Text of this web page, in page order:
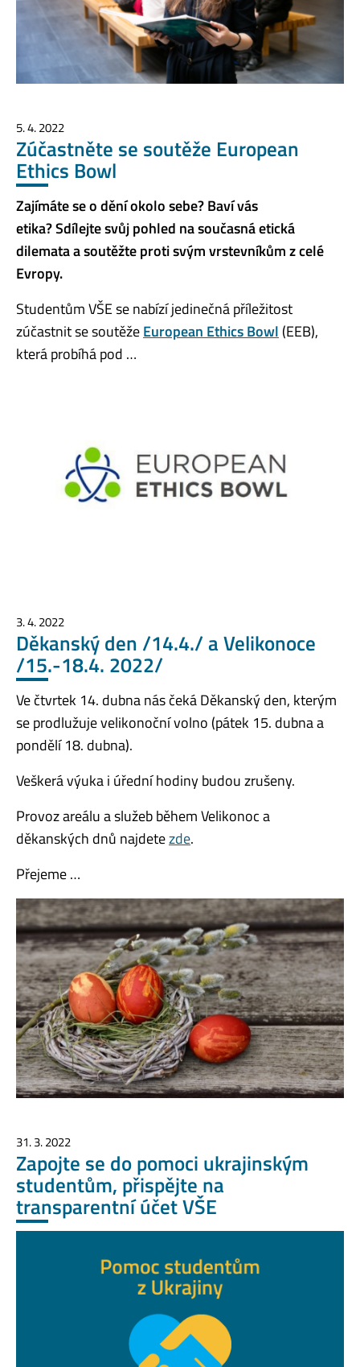
5. 4. 2022
Zúčastněte se soutěže European
Ethics Bowl
Zajímáte se o dění okolo sebe? Baví vás
etika? Sdílejte svůj pohled na současná etická
dilemata a soutěžte proti svým vrstevníkům z celé
Evropy.
Studentům VŠE se nabízí jedinečná příležitost
zúčastnit se soutěžeEuropean Ethics Bowl (EEB),
která probíhá pod …
3. 4. 2022
Děkanský den /14.4./ a Velikonoce
/15.-18.4. 2022/
Ve čtvrtek 14. dubna nás čeká Děkanský den, kterým
se prodlužuje velikonoční volno (pátek 15. dubna a
pondělí 18. dubna).
Veškerá výuka i úřední hodiny budou zrušeny.
Provoz areálu a služeb během Velikonoc a
děkanských dnů najdetezde.
Přejeme …
31. 3. 2022
Zapojte se do pomoci ukrajinským
studentům, přispějte na
transparentní účet VŠE